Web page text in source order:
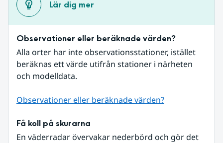
Lär dig mer
Observationer eller beräknade värden?
Alla orter har inte observationsstationer, istället
beräknas ett värde utifrån stationer i närheten
och modelldata.
Observationer eller beräknade värden?
Få koll på skurarna
En väderradar övervakar nederbörd och gör det